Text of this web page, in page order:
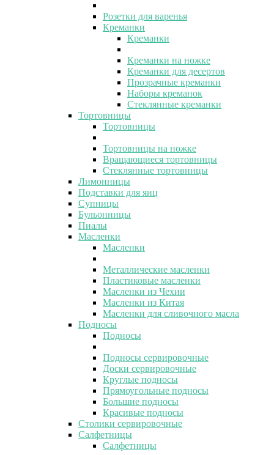
Розетки для варенья
Креманки
Креманки
Креманки на ножке
Креманки для десертов
Прозрачные креманки
Наборы креманок
Стеклянные креманки
Тортовницы
Тортовницы
Тортовницы на ножке
Вращающиеся тортовницы
Стеклянные тортовницы
Лимонницы
Подставки для яиц
Супницы
Бульонницы
Пиалы
Масленки
Масленки
Металлические масленки
Пластиковые масленки
Масленки из Чехии
Масленки из Китая
Масленки для сливочного масла
Подносы
Подносы
Подносы сервировочные
Доски сервировочные
Круглые подносы
Прямоугольные подносы
Большие подносы
Красивые подносы
Столики сервировочные
Салфетницы
Салфетницы